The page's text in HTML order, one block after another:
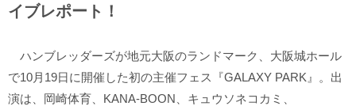
イブレポート！
ハンブレッダーズが地元大阪のランドマーク、大阪城ホール
で10月19日に開催した初の主催フェス『GALAXY PARK』。出
演は、岡崎体育、KANA-BOON、キュウソネコカミ、